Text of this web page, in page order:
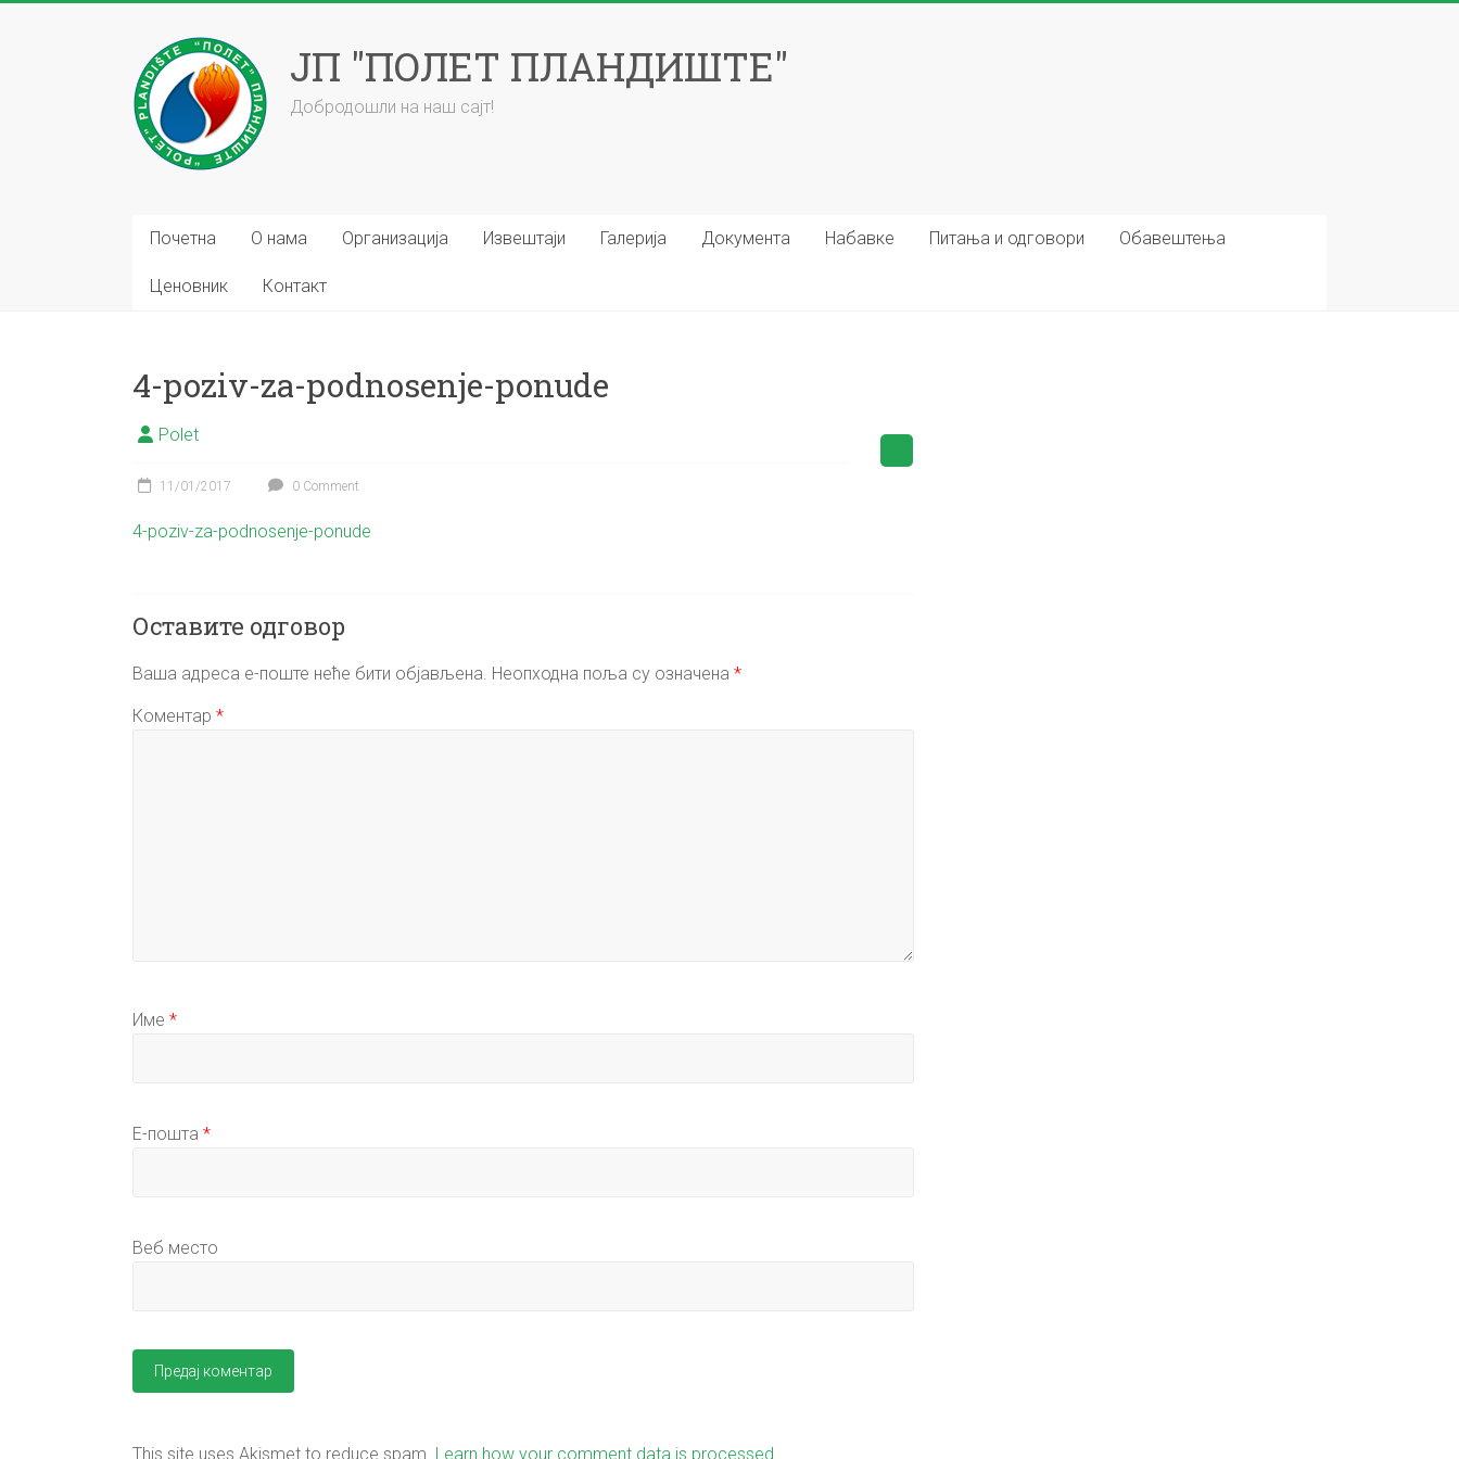
ЈП "ПОЛЕТ ПЛАНДИШТЕ"
Добродошли на наш сајт!
Почетна О нама Организација Извештаји Галерија Документа Набавке Питања и одговори Обавештења
Ценовник Контакт
4-poziv-za-podnosenje-ponude
Polet
11/01/2017 0 Comment
4-poziv-za-podnosenje-ponude
Оставите одговор
Ваша адреса е-поште неће бити објављена. Неопходна поља су означена *
Коментар *
Име *
Е-пошта *
Веб место
This site uses Akismet to reduce spam. Learn how your comment data is processed.